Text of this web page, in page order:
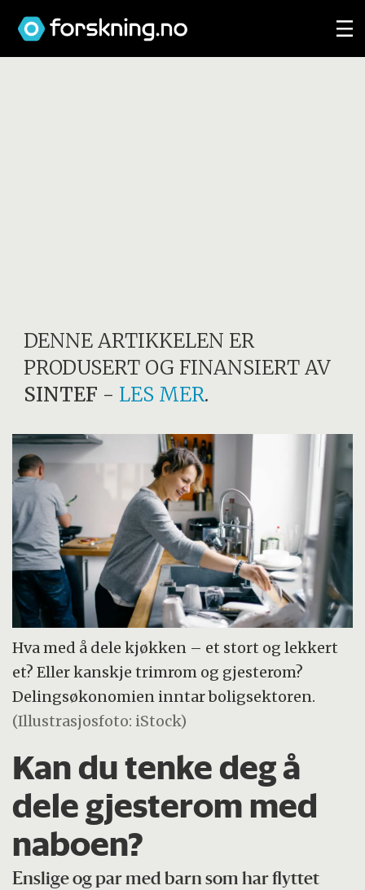
DENNE ARTIKKELEN ER
PRODUSERT OG FINANSIERT AV
SINTEF - LES MER.
Hva med å dele kjøkken – et stort og lekkert
et? Eller kanskje trimrom og gjesterom?
Delingsøkonomien inntar boligsektoren.
(Illustrasjosfoto: iStock)
Kan du tenke deg å
dele gjesterom med
naboen?
Enslige og par med barn som har flyttet